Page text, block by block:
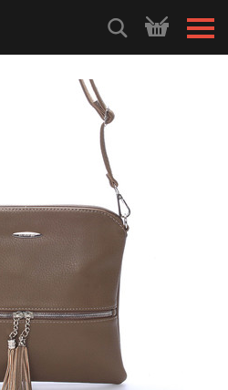
HLEDEJ